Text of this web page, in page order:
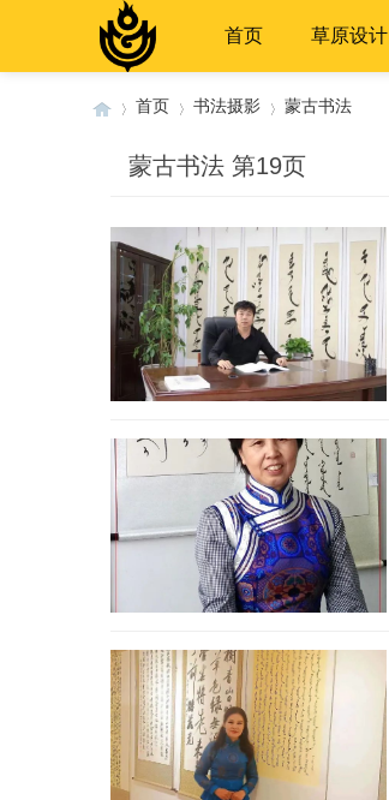
首页 草原设计
首页 书法摄影 蒙古书法
蒙古书法 第19页